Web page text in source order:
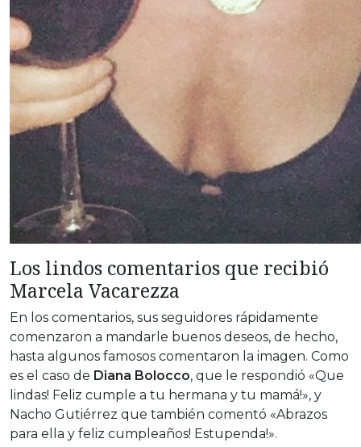
Los lindos comentarios que recibió
Marcela Vacarezza
En los comentarios, sus seguidores rápidamente
comenzaron a mandarle buenos deseos, de hecho,
hasta algunos famosos comentaron la imagen. Como
es el caso de Diana Bolocco, que le respondió «Que
lindas! Feliz cumple a tu hermana y tu mamá!», y
Nacho Gutiérrez que también comentó «Abrazos
para ella y feliz cumpleaños! Estupenda!».